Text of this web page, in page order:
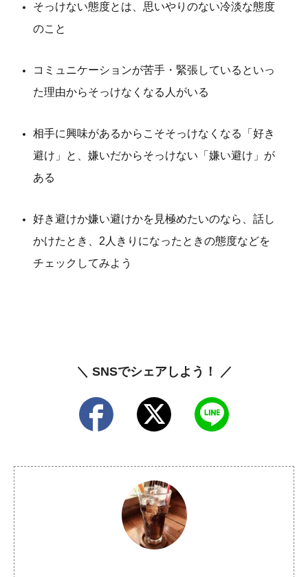
そっけない態度とは、思いやりのない冷淡な態度
のこと
コミュニケーションが苦手・緊張しているといっ
た理由からそっけなくなる人がいる
相手に興味があるからこそそっけなくなる「好き
避け」と、嫌いだからそっけない「嫌い避け」が
ある
好き避けか嫌い避けかを見極めたいのなら、話し
かけたとき、2人きりになったときの態度などを
チェックしてみよう
＼ SNSでシェアしよう！ ／